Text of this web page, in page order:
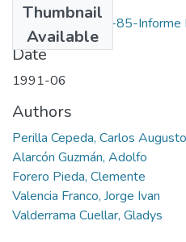
Thumbnail
Available
3110-09-005-85-Informe
Date
1991-06
Authors
Perilla Cepeda, Carlos Augusto
Alarcón Guzmán, Adolfo
Forero Pieda, Clemente
Valencia Franco, Jorge Ivan
Valderrama Cuellar, Gladys